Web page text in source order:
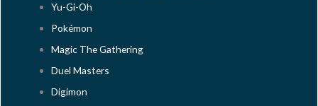
Yu-Gi-Oh
Pokémon
Magic The Gathering
Duel Masters
Digimon